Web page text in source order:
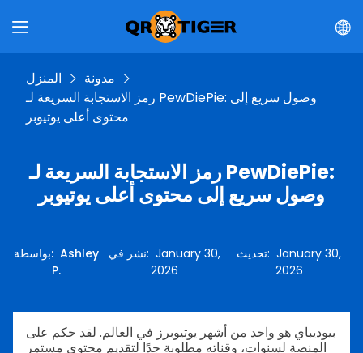
المنزل
مدونة
رمز الاستجابة السريعة لـ PewDiePie: وصول سريع إلى
محتوى أعلى يوتيوبر
رمز الاستجابة السريعة لـ PewDiePie:
وصول سريع إلى محتوى أعلى يوتيوبر
بواسطة:Ashley
P.
نشر في: January 30,
2026
تحديث:January 30,
2026
بيوديباي هو واحد من أشهر يوتيوبرز في العالم. لقد حكم على
المنصة لسنوات، وقناته مطلوبة جدًا لتقديم محتوى مستمر